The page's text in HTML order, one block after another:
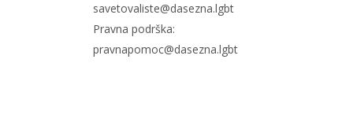
savetovaliste@dasezna.lgbt
Pravna podrška:
pravnapomoc@dasezna.lgbt